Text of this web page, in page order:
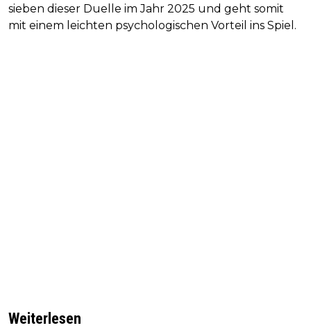
sieben dieser Duelle im Jahr 2025 und geht somit
mit einem leichten psychologischen Vorteil ins Spiel.
Weiterlesen